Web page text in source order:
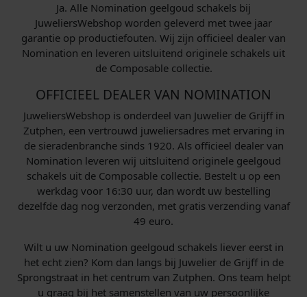
Ja. Alle Nomination geelgoud schakels bij
JuweliersWebshop worden geleverd met twee jaar
garantie op productiefouten. Wij zijn officieel dealer van
Nomination en leveren uitsluitend originele schakels uit
de Composable collectie.
OFFICIEEL DEALER VAN NOMINATION
JuweliersWebshop is onderdeel van Juwelier de Grijff in
Zutphen, een vertrouwd juweliersadres met ervaring in
de sieradenbranche sinds 1920. Als officieel dealer van
Nomination leveren wij uitsluitend originele geelgoud
schakels uit de Composable collectie. Bestelt u op een
werkdag voor 16:30 uur, dan wordt uw bestelling
dezelfde dag nog verzonden, met gratis verzending vanaf
49 euro.
Wilt u uw Nomination geelgoud schakels liever eerst in
het echt zien? Kom dan langs bij Juwelier de Grijff in de
Sprongstraat in het centrum van Zutphen. Ons team helpt
u graag bij het samenstellen van uw persoonlijke